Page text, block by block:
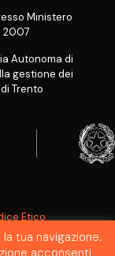
Ministero
2007
Autonoma di
gestione dei
Trento
Etico
tua navigazione.
acconsenti